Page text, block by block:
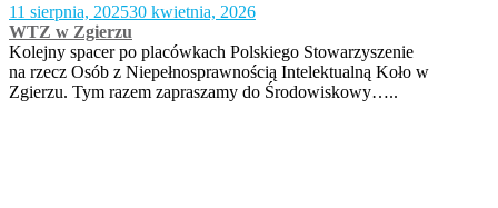
11 sierpnia, 202530 kwietnia, 2026
WTZ w Zgierzu
Kolejny spacer po placówkach Polskiego Stowarzyszenie
na rzecz Osób z Niepełnosprawnością Intelektualną Koło w
Zgierzu. Tym razem zapraszamy do Środowiskowy…..